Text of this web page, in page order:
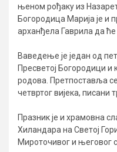
њеном рођаку из
Богородица Марија је и
арханђела Гаврила да
Ваведење је један од
Пресветој Богородици и
родова. Претпоставља
четвртог вијека, писани
Празник је и храмовна
Хиландара на Светој
Мироточивог и његовог